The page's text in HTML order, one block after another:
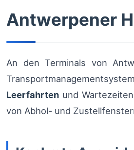
Antwerpener
An den Terminals von
Leerfahrten und
von Abhol- und